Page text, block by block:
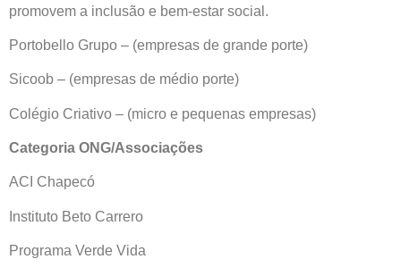
promovem a inclusão e bem-estar social.
Portobello Grupo – (empresas de grande porte)
Sicoob – (empresas de médio porte)
Colégio Criativo – (micro e pequenas empresas)
Categoria ONG/Associações
ACI Chapecó
Instituto Beto Carrero
Programa Verde Vida